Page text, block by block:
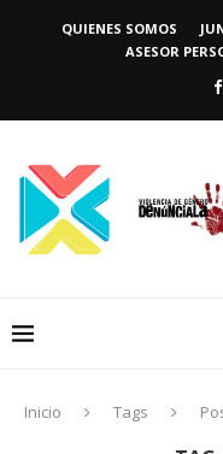
QUIENES SOMOS
ASESOR
Inicio Tags